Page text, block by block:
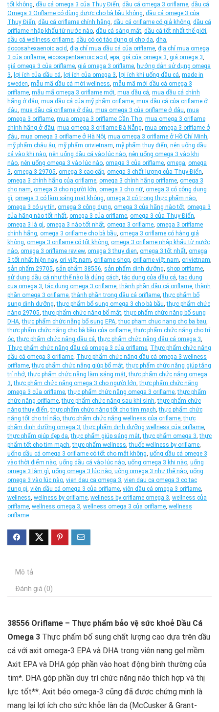
tốt không, dầu cá omega 3 của Thụy Điển, dầu cá omega 3 oriflame, dầu cá
Omega 3 Oriflame có dùng được cho bà bầu không, dầu cá omege 3 của
Thuỵ Điển, dầu cá oriflame chính hãng, dầu cá oriflame có giả không, dầu cá
oriflame nhập khẩu từ nước nào, dầu cá sáng mắt, dầu cá tốt nhất thế giới,
dầu cá wellness oriflame, dầu có có tác dụng gì cho da, dha,
docosahexaenoic acid, địa chỉ mua dầu cá của oriflame, địa chỉ mua omega
3 của oriflame, eicosapentaenoic acid, epa, giá của omega 3, giá omega 3,
giá omega 3 của oriflame, giá omega 3 oriflame, hướng dẫn sử dụng omega
3, lợi ích của dầu cá, lợi ích của omega 3, lợi ích khi uống dầu cá, made in
sweden, mẫu mã dầu cá mới wellness, mẫu mã mới dầu cá omega 3
oriflame, mẫu mã omega 3 oriflame mới, mua dầu cá, mua dầu cá chính
hãng ở đâu, mua dầu cá của mỹ phẩm oriflame, mua dầu cá của oriflame ở
đâu, mua dầu cá oriflame ở đâu, mua omega 3 của oriflame ở đâu, mua
omega 3 oriflame, mua omega 3 oriflame Cần Thơ, mua omega 3 oriflame
chính hãng ở đâu, mua omega 3 oriflame Đà Nẵng, mua omega 3 oriflame ở
đâu, mua omega 3 oriflame ở Hà Nội, mua omega 3 oriflame ở Hồ Chí Minh,
mỹ phẩm châu âu, mỹ phẩm orivietnam, mỹ phẩm thụy điển, nên uống dầu
cá vào khi nào, nên uống dầu cá vào lúc nào, nên uống omega 3 vào khi
nào, nên uống omega 3 vào lúc nào, omaga 3 của oriflame, omega, omega
3, omega 3 29705, omega 3 cao cấp, omega 3 chất lượng của Thụy Điển,
omega 3 chính hãng của oriflame, omega 3 chính hãng oriflame, omega 3
cho nam, omega 3 cho người lớn, omega 3 cho nữ, omega 3 có công dụng
gì, omega 3 có làm sáng mắt không, omega 3 có trong thực phẩm nào,
omega 3 có uy tín, omega 3 công dụng, omega 3 của hãng nào tốt, omega 3
của hãng nào tốt nhất, omega 3 của oriflame, omega 3 của Thụy Điển,
omega 3 là gì, omega 3 nào tốt nhất, omega 3 oriflame, omega 3 oriflame
chính hãng, omega 3 oriflame cho bà bầu, omega 3 oriflame có hàng giả
không, omega 3 oriflame có tốt không, omega 3 oriflame nhập khẩu từ nước
nào, omega 3 oriflame review, omega 3 thuy dien, omega 3 tốt nhất, omega
3 tốt nhất hiện nay, ori việt nam, oriflame shop, oriflame việt nam, orivietnam,
sản phẩm 29705, sản phẩm 38556, sản phẩm dinh dưỡng, shop oriflame,
sử dụng dầu cá như thế nào là dúng cách,tác dụng của dầu cá,tac dung
cua omega 3,tác dụng omega 3 oriflame,thành phần dầu cá oriflame,thành
phần omega 3 oriflame,thành phần trong dầu cá oriflame,thực phẩm bổ
sung dinh dưỡng,thực phẩm bổ sung omega 3 cho bà bầu,thực phẩm chức
năng 29705,thực phẩm chức năng bổ mắt,thực phẩm chức năng bổ sung
DHA,thực phẩm chức năng bổ sung EPA,thuc pham chuc nang cho ba bau,
thực phẩm chức năng cho bà bầu của oriflame,thực phẩm chức năng cho trí
óc,thực phẩm chức năng dầu cá,thực phẩm chức năng dầu cá omega 3,
Thực phẩm chức năng dầu cá omega 3 của oriflame, Thực phẩm chức năng
dầu cá omega 3 oriflame, Thực phẩm chức năng dầu cá omega 3 wellness
oriflame,thực phẩm chức năng giúp bổ mắt,thực phẩm chức năng giúp tăng
trí nhớ,thực phẩm chức năng làm sáng mắt,thực phẩm chức năng omega
3,thực phẩm chức năng omega 3 cho người lớn,thực phẩm chức năng
omega 3 của oriflame,thực phẩm chức năng omega 3 oriflame,thực phẩm
chức năng oriflame,thực phẩm chức năng sau khi sinh,thực phẩm chức
năng thuy điển,thực phẩm chức năng tốt cho tim mạch,thực phẩm chức
năng tốt cho trí não,thực phẩm chức năng wellness của oriflame,thực
phẩm dinh dưỡng omega 3,thực phẩm dinh dưỡng wellness của oriflame,
thực phẩm giúp đẹp da,thực phẩm giúp sáng mắt,thực phẩm omega 3,thực
phẩm tốt cho tim mạch,thực phẩm wellness,thuốc wellness by oriflame,
uống dầu cá omega 3 oriflame có tốt cho mắt không, uống dầu cá omege 3
vào thời điểm nào, uống dầu cá vào lúc nào, uống omega 3 khi nào, uống
omega 3 làm gì, uống omega 3 lúc nào, uống omega 3 như thế nào, uống
omega 3 vào lúc nào, vien dau ca omega 3, vien dau ca omega 3 co tac
dung gi, viên dầu cá omega 3 của oriflame, viên dầu cá omega 3 oriflame,
wellness, wellness by oriflame, wellness by oriflame omega 3, wellness của
oriflame, wellness omega 3, wellness omega 3 của oriflame, wellness
oriflame
Mô tả
Đánh giá (0)
38556 Oriflame – Thực phẩm bảo vệ sức khoẻ Dầu Cá
Omega 3 Thực phẩm bổ sung chất lượng cao dựa trên dầu
cá với axit omega-3 EPA và DHA trong viên nang gel mềm.
Axit EPA và DHA góp phần vào hoạt động bình thường của
tim*. DHA góp phần duy trì chức năng não thích hợp và thị
lực tốt**. Axit béo omega-3 cũng đã được chứng minh là
mang lại lợi ích cho sức khỏe làn da (McCusker & Grant-